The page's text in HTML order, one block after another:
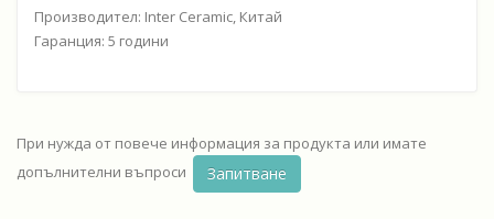
Производител: Inter Ceramic, Китай
Гаранция: 5 години
При нужда от повече информация за продукта или имате
допълнителни въпроси
Запитване